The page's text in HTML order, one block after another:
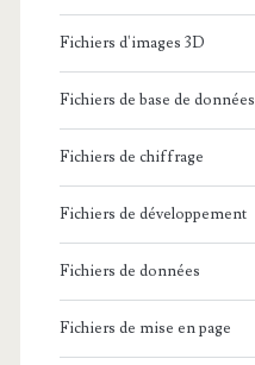
Fichiers d'images 3D
Fichiers de base de données
Fichiers de chiffrage
Fichiers de développement
Fichiers de données
Fichiers de mise en page